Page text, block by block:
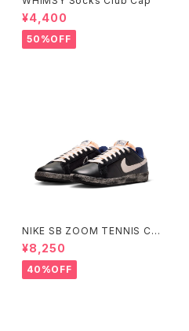
¥4,400
50%OFF
NIKE SB ZOOM TENNIS CL
ASSIC QS "RASSVET" ナイ
キエスビー ズーム テニスクラシ
ック ラスベート Small Size
¥8,250
40%OFF